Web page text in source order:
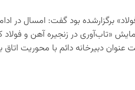
برگزارشده بود گفت: امسال در
«تاب‌آوری در زنجیره آهن و فولاد
دائم با محوریت اتاق